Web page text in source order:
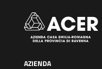
AZIENDA